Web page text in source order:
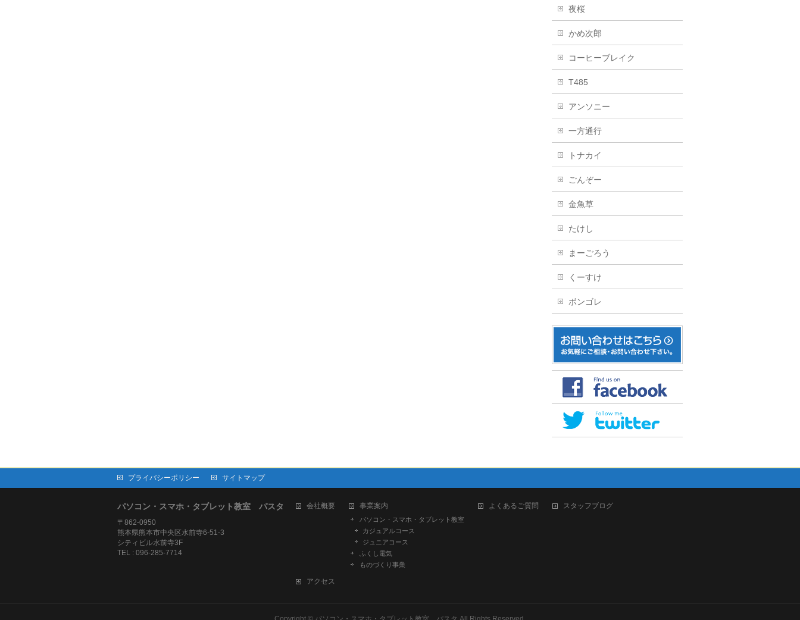
夜桜
かめ次郎
コーヒーブレイク
T485
アンソニー
一方通行
トナカイ
ごんぞー
金魚草
たけし
まーごろう
くーすけ
ボンゴレ
プライバシーポリシー サイトマップ
パソコン・スマホ・タブレット教室 パスタ
〒862-0950
熊本県熊本市中央区水前寺6-51-3
シティビル水前寺3F
TEL : 096-285-7714
会社概要 事業案内
パソコン・スマホ・タブレット教室
カジュアルコース
ジュニアコース
ふくし電気
ものづくり事業
よくあるご質問 スタッフブログ
アクセス